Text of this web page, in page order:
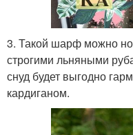
3. Такой шарф можно
строгими льняными
снуд будет выгодно
кардиганом.